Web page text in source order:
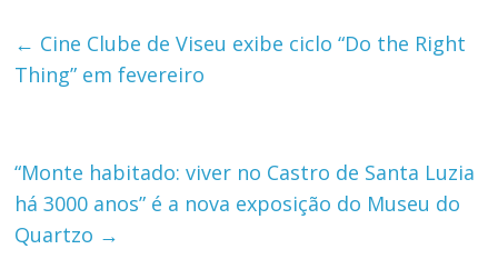
← Cine Clube de Viseu exibe ciclo “Do the Right
Thing” em fevereiro
“Monte habitado: viver no Castro de Santa Luzia
há 3000 anos” é a nova exposição do Museu do
Quartzo →